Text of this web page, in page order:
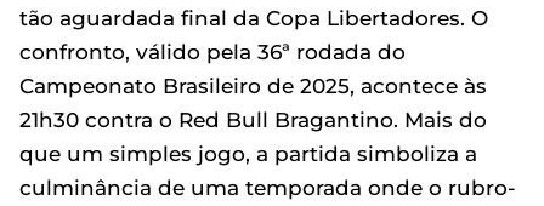
tão aguardada final da Copa Libertadores. O
confronto, válido pela 36ª rodada do
Campeonato Brasileiro de 2025, acontece às
21h30 contra o Red Bull Bragantino. Mais do
que um simples jogo, a partida simboliza a
culminância de uma temporada onde o rubro-